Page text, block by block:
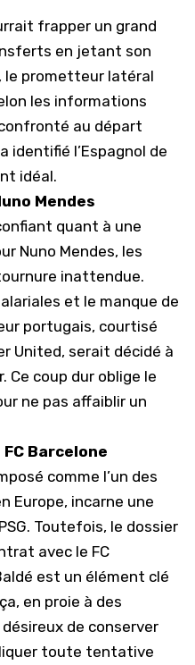
frapper un grand
en jetant son
, le prometteur latéral
les informations
au départ
identifié l’Espagnol de
idéal.
Mendes
quant à une
Nuno Mendes, les
inattendue.
et le manque de
portugais, courtisé
United, serait décidé à
Ce coup dur oblige le
ne pas affaiblir un
Barcelone
comme l’un des
Europe, incarne une
PSG. Toutefois, le dossier
avec le FC
est un élément clé
en proie à des
de conserver
toute tentative